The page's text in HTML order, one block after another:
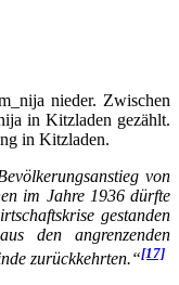
nieder. Zwischen
in Kitzladen gezählt.
in Kitzladen.
von
im Jahre 1936 dürfte
gestanden
den angrenzenden
zurückkehrten.“[17]